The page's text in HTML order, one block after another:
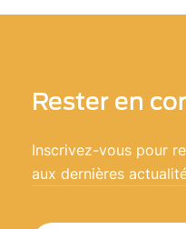
Rester en
Inscrivez-vous pour
aux dernières